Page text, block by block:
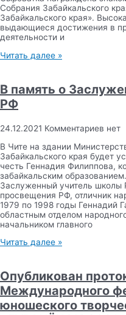
Собрания Забайкальского
Забайкальского края».
выдающиеся достижения в
деятельности и
Читать далее »
В память о
РФ
24.12.2021 Комментариев нет
В Чите на здании
Забайкальского края будет
честь Геннадия Филиппова,
забайкальским
Заслуженный учитель школы
просвещения РФ, отличник
1979 по 1998 годы Геннадий
областным отделом
начальником главного
Читать далее »
Опубликован
Международного
юношеского